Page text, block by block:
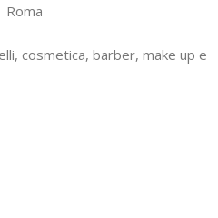
Roma
cosmetica, barber, make up e